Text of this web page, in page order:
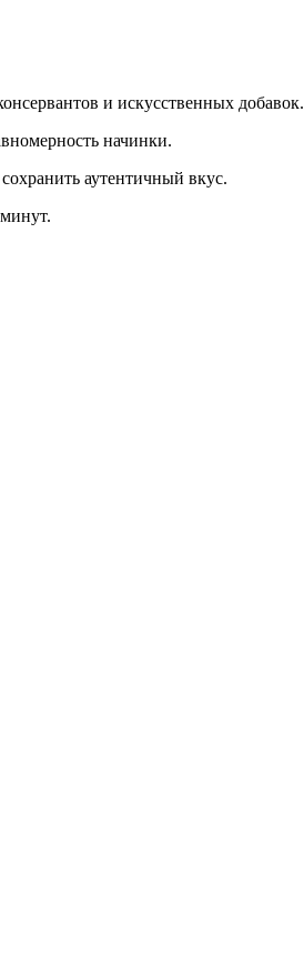
и искусственных добавок.
начинки.
аутентичный вкус.